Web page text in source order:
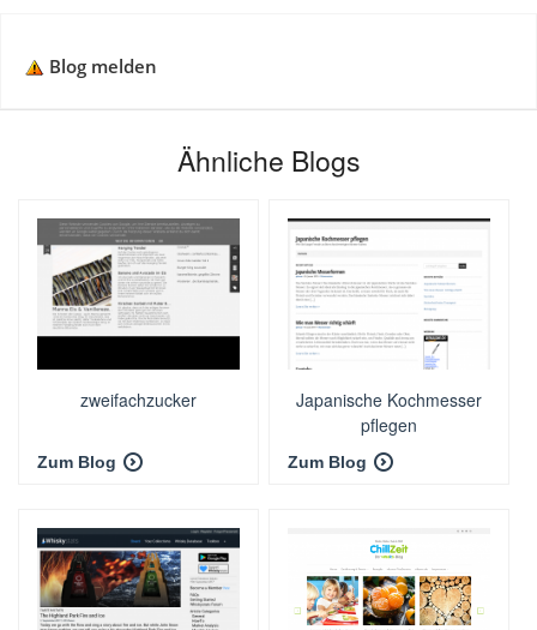
Blog melden
Ähnliche Blogs
zweifachzucker
Zum Blog
Japanische Kochmesser
pflegen
Zum Blog